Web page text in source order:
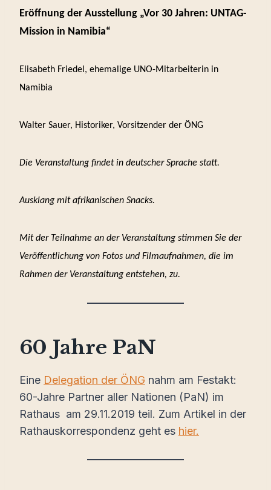
Eröffnung der Ausstellung „Vor 30 Jahren: UNTAG-
Mission in Namibia“
Elisabeth Friedel, ehemalige UNO-Mitarbeiterin in
Namibia
Walter Sauer, Historiker, Vorsitzender der ÖNG
Die Veranstaltung findet in deutscher Sprache statt.
Ausklang mit afrikanischen Snacks.
Mit der Teilnahme an der Veranstaltung stimmen Sie der
Veröffentlichung von Fotos und Filmaufnahmen, die im
Rahmen der Veranstaltung entstehen, zu.
60 Jahre PaN
Eine Delegation der ÖNG nahm am Festakt:
60-Jahre Partner aller Nationen (PaN) im
Rathaus am 29.11.2019 teil. Zum Artikel in der
Rathauskorrespondenz geht es hier.